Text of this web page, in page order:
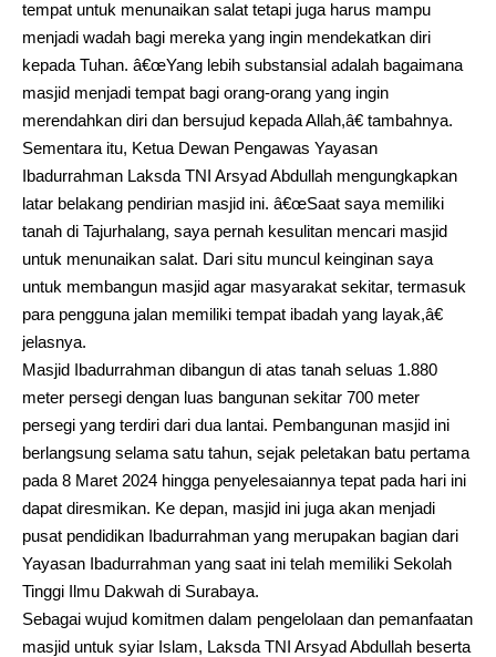
tempat untuk menunaikan salat tetapi juga harus mampu
menjadi wadah bagi mereka yang ingin mendekatkan diri
kepada Tuhan. â€œYang lebih substansial adalah bagaimana
masjid menjadi tempat bagi orang-orang yang ingin
merendahkan diri dan bersujud kepada Allah,â€ tambahnya.
Sementara itu, Ketua Dewan Pengawas Yayasan
Ibadurrahman Laksda TNI Arsyad Abdullah mengungkapkan
latar belakang pendirian masjid ini. â€œSaat saya memiliki
tanah di Tajurhalang, saya pernah kesulitan mencari masjid
untuk menunaikan salat. Dari situ muncul keinginan saya
untuk membangun masjid agar masyarakat sekitar, termasuk
para pengguna jalan memiliki tempat ibadah yang layak,â€
jelasnya.
Masjid Ibadurrahman dibangun di atas tanah seluas 1.880
meter persegi dengan luas bangunan sekitar 700 meter
persegi yang terdiri dari dua lantai. Pembangunan masjid ini
berlangsung selama satu tahun, sejak peletakan batu pertama
pada 8 Maret 2024 hingga penyelesaiannya tepat pada hari ini
dapat diresmikan. Ke depan, masjid ini juga akan menjadi
pusat pendidikan Ibadurrahman yang merupakan bagian dari
Yayasan Ibadurrahman yang saat ini telah memiliki Sekolah
Tinggi Ilmu Dakwah di Surabaya.
Sebagai wujud komitmen dalam pengelolaan dan pemanfaatan
masjid untuk syiar Islam, Laksda TNI Arsyad Abdullah beserta